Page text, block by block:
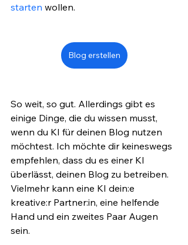
starten wollen.
Blog erstellen
So weit, so gut. Allerdings gibt es
einige Dinge, die du wissen musst,
wenn du KI für deinen Blog nutzen
möchtest. Ich möchte dir keineswegs
empfehlen, dass du es einer KI
überlässt, deinen Blog zu betreiben.
Vielmehr kann eine KI dein:e
kreative:r Partner:in, eine helfende
Hand und ein zweites Paar Augen
sein.